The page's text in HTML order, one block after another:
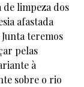
limpeza dos
afastada
teremos
pelas
à
sobre o rio